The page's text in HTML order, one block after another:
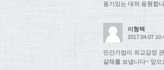
용기있는 대처 응원합
이형택
2017.04.07
민간기업이 외교감정
갈채를 보냅니다~ 앞